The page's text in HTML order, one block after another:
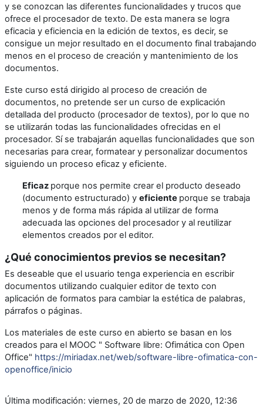
y se conozcan las diferentes funcionalidades y trucos que
ofrece el procesador de texto. De esta manera se logra
eficacia y eficiencia en la edición de textos, es decir, se
consigue un mejor resultado en el documento final trabajando
menos en el proceso de creación y mantenimiento de los
documentos.
Este curso está dirigido al proceso de creación de
documentos, no pretende ser un curso de explicación
detallada del producto (procesador de textos), por lo que no
se utilizarán todas las funcionalidades ofrecidas en el
procesador. Sí se trabajarán aquellas funcionalidades que son
necesarias para crear, formatear y personalizar documentos
siguiendo un proceso eficaz y eficiente.
Eficaz porque nos permite crear el producto deseado
(documento estructurado) y eficiente porque se trabaja
menos y de forma más rápida al utilizar de forma
adecuada las opciones del procesador y al reutilizar
elementos creados por el editor.
¿Qué conocimientos previos se necesitan?
Es deseable que el usuario tenga experiencia en escribir
documentos utilizando cualquier editor de texto con
aplicación de formatos para cambiar la estética de palabras,
párrafos o páginas.
Los materiales de este curso en abierto se basan en los
creados para el MOOC " Software libre: Ofimática con Open
Office" https://miriadax.net/web/software-libre-ofimatica-con-
openoffice/inicio
Última modificación: viernes, 20 de marzo de 2020, 12:36